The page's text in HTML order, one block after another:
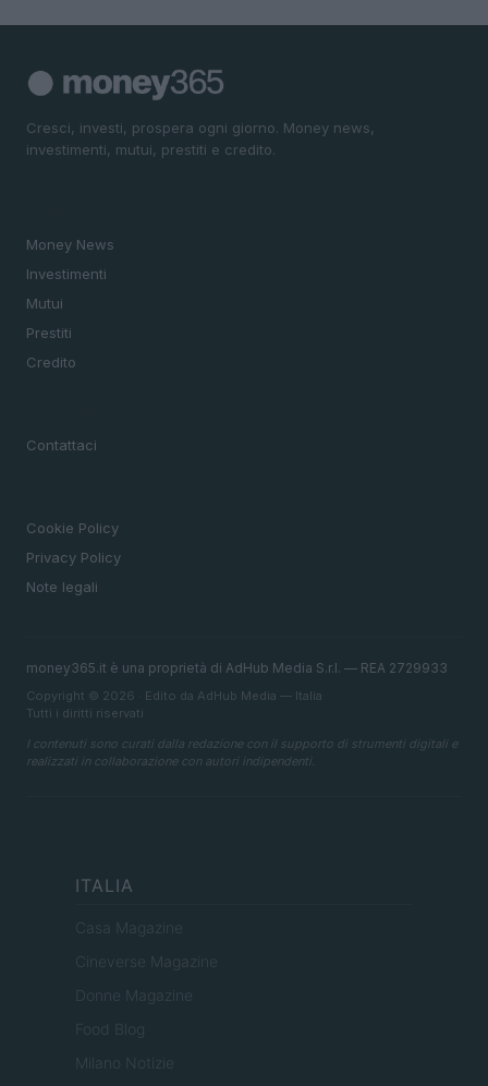
Cresci, investi, prospera ogni giorno. Money news,
investimenti, mutui, prestiti e credito.
Money News
Investimenti
Mutui
Prestiti
Credito
Contattaci
Cookie Policy
Privacy Policy
Note legali
money365.it è una proprietà di AdHub Media S.r.l. — REA 2729933
Copyright © 2026 · Edito da AdHub Media — Italia
Tutti i diritti riservati
I contenuti sono curati dalla redazione con il supporto di strumenti digitali e
realizzati in collaborazione con autori indipendenti.
ITALIA
Casa Magazine
Cineverse Magazine
Donne Magazine
Food Blog
Milano Notizie